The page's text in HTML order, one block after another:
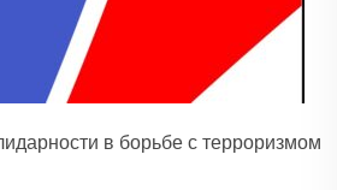
в борьбе с терроризмом